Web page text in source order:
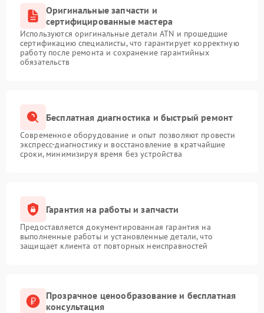
Оригинальные запчасти и
сертифицированные мастера
Используются оригинальные детали ATN и прошедшие
сертификацию специалисты, что гарантирует корректную
работу после ремонта и сохранение гарантийных
обязательств
Бесплатная диагностика и быстрый ремонт
Современное оборудование и опыт позволяют провести
экспресс-диагностику и восстановление в кратчайшие
сроки, минимизируя время без устройства
Гарантия на работы и запчасти
Предоставляется документированная гарантия на
выполненные работы и установленные детали, что
защищает клиента от повторных неисправностей
Прозрачное ценообразование и бесплатная
консультация